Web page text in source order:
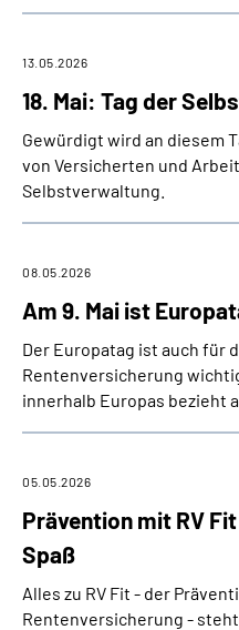
18. Mai: Tag der
13.05.2026
Gewürdigt wird an diesem
von Versicherten und
Selbstverwaltung.
Am 9. Mai ist
08.05.2026
Der Europatag ist auch für
Rentenversicherung
innerhalb Europas bezieht
Prävention mit RV
Spaß
05.05.2026
Alles zu RV Fit - der
Rentenversicherung -